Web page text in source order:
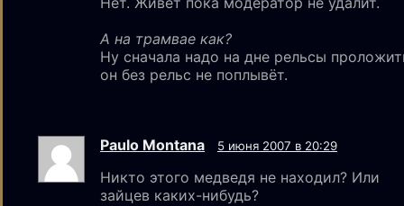
А на трамвае как?
Ну сначала надо на дне рельсы
он без рельс не поплывёт.
Paulo Montana 5 июня 2007 в 20:29
Никто этого медведя не находил? Или
зайцев каких-нибудь?